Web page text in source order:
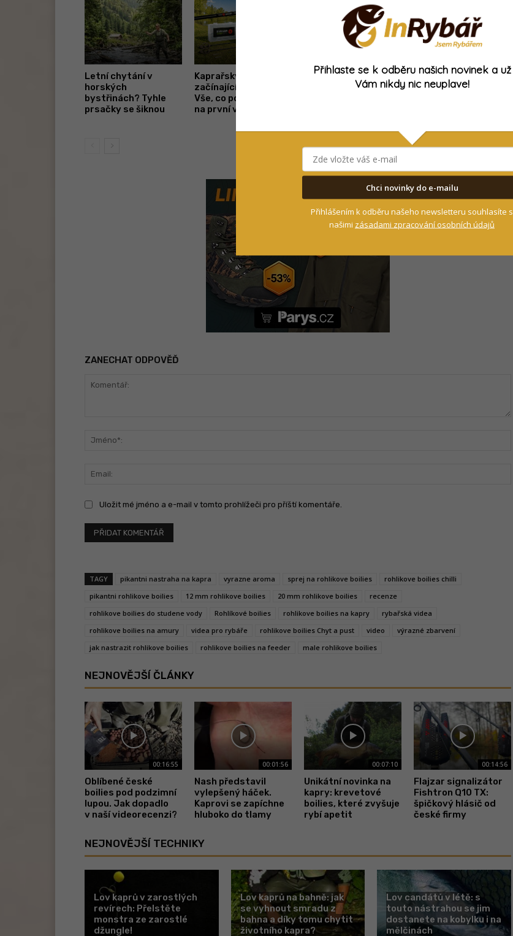
Letní chytání v
horských
bystřinách? Tyhle
prsačky se šiknou
Kaprařský set pro
začínající rybáře.
Vše, co potřebujete
na první vycházku
Novinka z Anglie:
tahle oříškovo-
MEGA SLEVA: Tento
velký naviják určený
- Reklama -
ZANECHAT ODPOVĚĎ
Uložit mé jméno a e-mail v tomto prohlížeči pro příští komentáře.
TAGY pikantni nastraha na kapra vyrazne aroma sprej na rohlikove boilies
rohlikove boilies chilli
pikantni rohlikove boilies
12 mm rohlikove boilies 20 mm rohlikove boilies
recenze
rohlikove boilies do studene vody
Rohlíkové boilies rohlikove boilies na kapry
rybařská videa
rohlikove boilies na amury
videa pro rybáře rohlikove boilies Chyt a pust video
výrazné zbarvení
jak nastrazit rohlikove boilies
rohlikove boilies na feeder male rohlikove boilies
NEJNOVĚJŠÍ ČLÁNKY
00:16:55
Oblíbené české
boilies pod podzimní
lupou. Jak dopadlo
v naší videorecenzi?
00:01:56
Nash představil
vylepšený háček.
Kaprovi se zapíchne
hluboko do tlamy
00:07:10
Unikátní novinka na
kapry: krevetové
boilies, které zvyšuje
rybí apetit
00:14:56
Flajzar signalizátor
Fishtron Q10 TX:
špičkový hlásič od
české firmy
NEJNOVĚJŠÍ TECHNIKY
Lov kaprů v zarostlých
revírech: Přelstěte
monstra ze zarostlé
džungle!
Lov kaprů na bahně: jak
se vyhnout smradu z
bahna a díky tomu chytit
životního kapra?
Lov candátů v létě: s
touto nástrahou se jim
dostanete na kobylku i na
mělčinách
Přihlaste se k odběru našich novinek a už
Vám nikdy nic neuplave!
Chci novinky do e-mailu
Přihlášením k odběru našeho newsletteru souhlasíte s
našimi zásadami zpracování osobních údajů